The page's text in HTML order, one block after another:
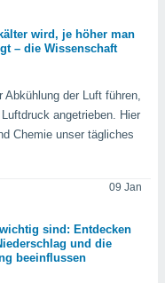
wird, je höher man
– die Wissenschaft
Abkühlung der Luft führen,
angetrieben. Hier
Chemie unser tägliches
09 Jan
sind: Entdecken
und die
beeinflussen